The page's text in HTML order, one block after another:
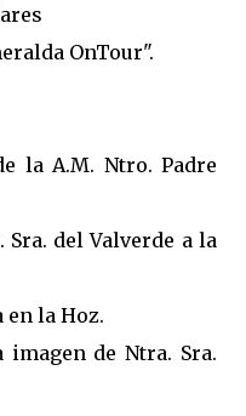
OnTour".
la A.M. Ntro. Padre
del Valverde a la
la Hoz.
de Ntra. Sra.